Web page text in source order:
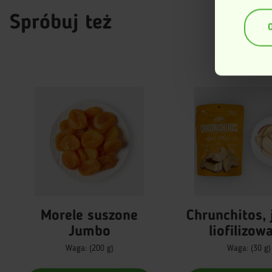
Dowiedz
Ta strona
swojego
Więcej
Spróbuj też
Morele suszone
Jumbo
Waga: (200 g)
Chrunchitos, jabłka
Waga: (30 g)